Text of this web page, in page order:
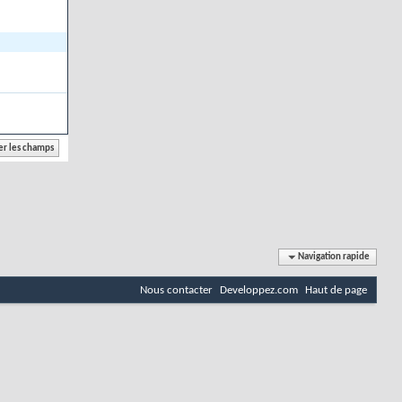
Navigation rapide
Nous contacter Developpez.com Haut de page